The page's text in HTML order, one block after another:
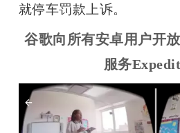
就停车罚款上诉。
谷歌向所有安卓用户开
服务